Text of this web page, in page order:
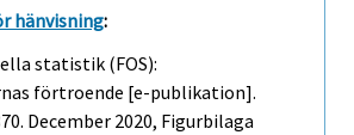
hänvisning:
statistik (FOS):
förtroende [e-publikation].
December 2020, Figurbilaga